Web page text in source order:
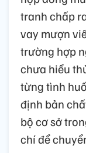
tranh chấp
vay mượn
trường hợp
chưa hiểu
từng tình
định bản
bộ cơ sở
chí để